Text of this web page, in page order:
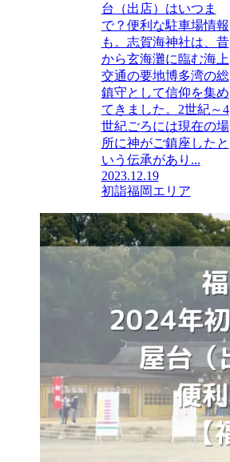
台（出店）はいつま
で？便利な駐車場情報
も。志賀海神社は、昔
から玄海灘に臨む海上
交通の要地博多湾の総
鎮守として信仰を集め
てきました。2世紀～4
世紀ごろには現在の場
所に神がご鎮座したと
いう伝承があり...
2023.12.19
初詣福岡エリア